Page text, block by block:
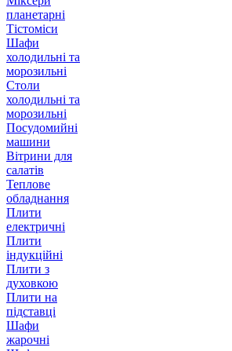
планетарні
Тістоміси
Шафи
холодильні та
морозильні
Столи
холодильні та
морозильні
Посудомийні
машини
Вітрини для
салатів
Теплове
обладнання
Плити
електричні
Плити
індукційні
Плити з
духовкою
Плити на
підставці
Шафи
жарочні